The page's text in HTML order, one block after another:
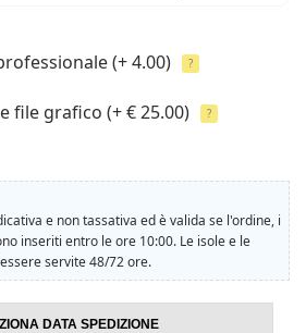
(+ 4.00) ?
file grafico (+ € 25.00) ?
e non tassativa ed è valida se l'ordine, i
inseriti entro le ore 10:00. Le isole e le
servite 48/72 ore.
DATA SPEDIZIONE